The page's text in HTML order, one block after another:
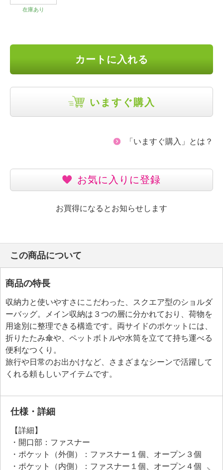
在庫あり
カートに入れる
いますぐ購入
「いますぐ購入」とは？
お気に入りに登録
お買得になるとお知らせします
この商品について
商品の特長
収納力と使いやすさにこだわった、スクエア型のショルダ
ーバッグ。メイン収納は３つの層に分かれており、荷物を
用途別に整理できる構造です。両サイドのポケットには、
折りたたみ傘や、ペットボトルや水筒を立てて持ち運べる
便利なつくり。
旅行や日常のお出かけなど、さまざまなシーンで活躍して
くれる頼もしいアイテムです。
仕様・詳細
【詳細】
・開口部：ファスナー
・ポケット（外側）：ファスナー１個、オープン３個
・ポケット（内側）：ファスナー１個、オープン４個